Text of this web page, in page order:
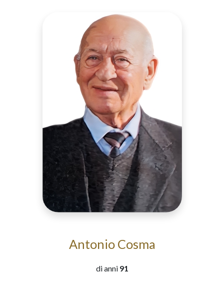
Antonio Cosma
di anni 91